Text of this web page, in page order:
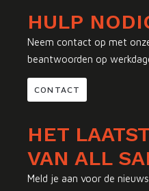
HULP
Neem contact op met
beantwoorden op
CONTACT
HET
VAN ALL
Meld je aan voor de